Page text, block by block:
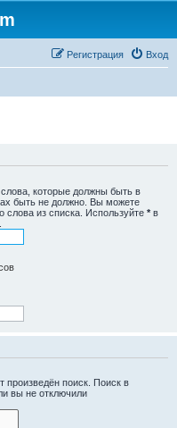
Вход
Регистрация
слова, которые должны быть в
быть не должно. Вы можете
слова из списка. Используйте * в
поиск. Поиск в
вы не отключили